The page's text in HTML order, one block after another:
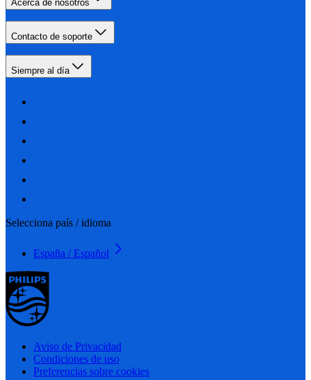
Acerca de nosotros
Contacto de soporte
Siempre al día
Selecciona país / idioma
España / Español
Aviso de Privacidad
Condiciones de uso
Preferencias sobre cookies